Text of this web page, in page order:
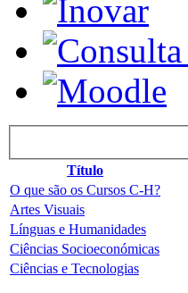
Título
O que são os Cursos C-H?
Artes Visuais
Línguas e Humanidades
Ciências Socioeconómicas
Ciências e Tecnologias